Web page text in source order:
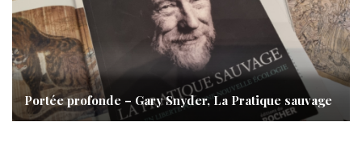
Portée profonde – Gary Snyder, La Pratique sauvage